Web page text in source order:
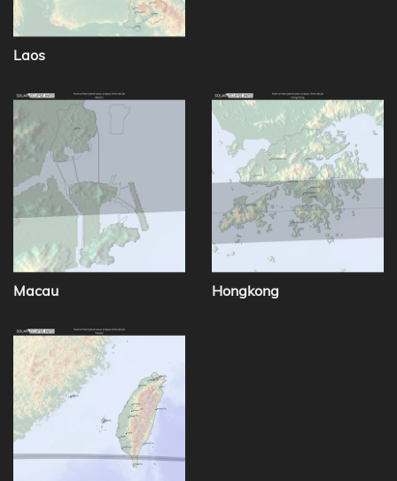
Laos
Macau Hongkong